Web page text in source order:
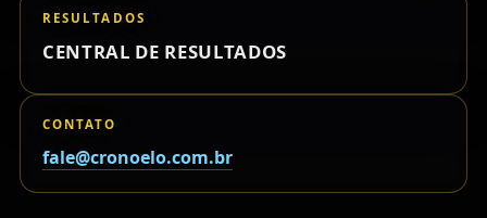
RESULTADOS
CENTRAL DE RESULTADOS
CONTATO
fale@cronoelo.com.br